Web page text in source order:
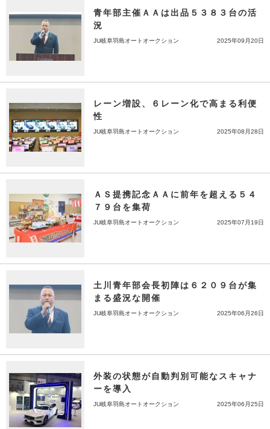
青年部主催ＡＡは出品５３８３台の活
況
JU岐阜羽島オートオークション 2025年09月20日
レーン増設、６レーン化で高まる利便
性
JU岐阜羽島オートオークション 2025年08月28日
ＡＳ提携記念ＡＡに前年を超える５４
７９台を集荷
JU岐阜羽島オートオークション 2025年07月19日
土川青年部会長初陣は６２０９台が集
まる盛況な開催
JU岐阜羽島オートオークション 2025年06月26日
外装の状態が自動判別可能なスキャナ
ーを導入
JU岐阜羽島オートオークション 2025年06月25日